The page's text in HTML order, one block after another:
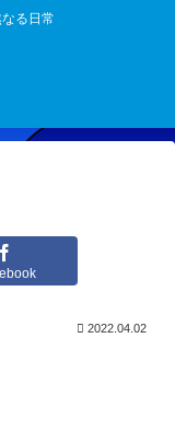
る日常
2022.04.02